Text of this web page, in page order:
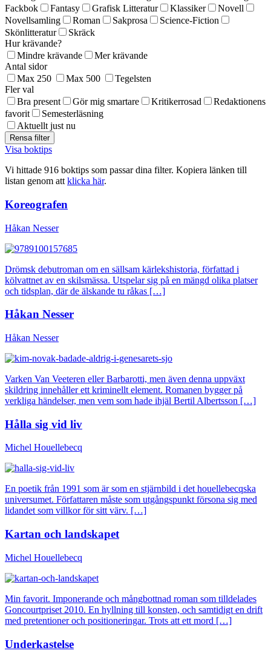
Fackbok
Fantasy Grafisk Litteratur Klassiker
Novell
Novellsamling
Roman Sakprosa
Science-Fiction
Skönlitteratur
Skräck
Hur krävande?
Mindre krävande
Mer krävande
Antal sidor
Max 250
Max 500
Tegelsten
Fler val
Bra present
Gör mig smartare Kritikerrosad
Redaktionens
favorit
Semesterläsning
Aktuellt just nu
Visa boktips
Vi hittade 916 boktips som passar dina filter. Kopiera länken till
listan genom att klicka här.
Koreografen
Håkan Nesser
Drömsk debutroman om en sällsam kärlekshistoria, författad i
kölvattnet av en skilsmässa. Utspelar sig på en mängd olika platser
och tidsplan, där de älskande tu råkas […]
Håkan Nesser
Håkan Nesser
Varken Van Veeteren eller Barbarotti, men även denna uppväxt
skildring innehåller ett kriminellt element. Romanen bygger på
verkliga händelser, men vem som hade ihjäl Bertil Albertsson […]
Hålla sig vid liv
Michel Houellebecq
En poetik från 1991 som är som en stjärnbild i det houellebecqska
universumet. Författaren måste som utgångspunkt försona sig med
lidandet som villkor för sitt värv. […]
Kartan och landskapet
Michel Houellebecq
Min favorit. Imponerande och mångbottnad roman som tilldelades
Goncourtpriset 2010. En hyllning till konsten, och samtidigt en drift
med pretentioner och positioneringar. Trots att ett mord […]
Underkastelse